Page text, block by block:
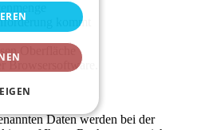
kommt
Oberfläche
Browsersoftware.
Daten werden bei der